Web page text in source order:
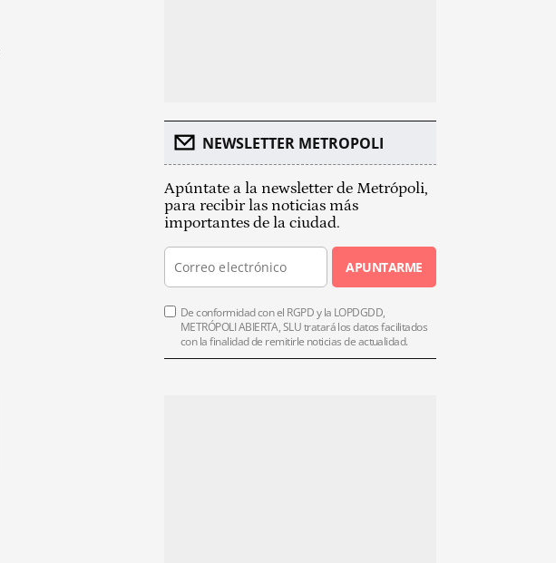
NEWSLETTER METROPOLI
Apúntate a la newsletter de Metrópoli,
para recibir las noticias más
importantes de la ciudad.
APUNTARME
De conformidad con el RGPD y la LOPDGDD,
METRÓPOLI ABIERTA, SLU tratará los datos facilitados
con la finalidad de remitirle noticias de actualidad.